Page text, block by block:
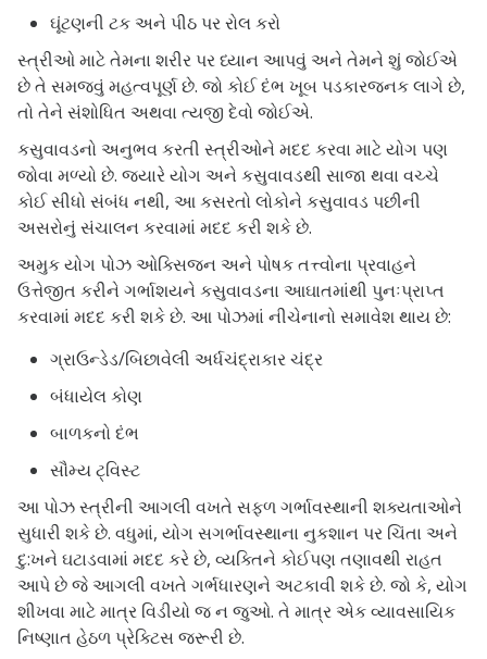
ઘૂંટણની ટક અને પીઠ પર રોલ કરો
સ્ત્રીઓ માટે તેમના શરીર પર ધ્યાન આપવું અને તેમને શું જોઈએ
છે તે સમજવું મહત્વપૂર્ણ છે. જો કોઈ દંભ ખૂબ પડકારજનક લાગે છે,
તો તેને સંશોધિત અથવા ત્યજી દેવો જોઈએ.
કસુવાવડનો અનુભવ કરતી સ્ત્રીઓને મદદ કરવા માટે યોગ પણ
જોવા મળ્યો છે. જ્યારે યોગ અને કસુવાવડથી સાજા થવા વચ્ચે
કોઈ સીધો સંબંધ નથી, આ કસરતો લોકોને કસુવાવડ પછીની
અસરોનું સંચાલન કરવામાં મદદ કરી શકે છે.
અમુક યોગ પોઝ ઓક્સિજન અને પોષક તત્ત્વોના પ્રવાહને
ઉત્તેજીત કરીને ગર્ભાશયને કસુવાવડના આઘાતમાંથી પુનઃપ્રાપ્ત
કરવામાં મદદ કરી શકે છે. આ પોઝમાં નીચેનાનો સમાવેશ થાય છે:
ગ્રાઉન્ડેડ/બિછાવેલી અર્ધચંદ્રાકાર ચંદ્ર
બંધાયેલ કોણ
બાળકનો દંભ
સૌમ્ય ટ્વિસ્ટ
આ પોઝ સ્ત્રીની આગલી વખતે સફળ ગર્ભાવસ્થાની શક્યતાઓને
સુધારી શકે છે. વધુમાં, યોગ સગર્ભાવસ્થાના નુકશાન પર ચિંતા અને
દુ:ખને ઘટાડવામાં મદદ કરે છે, વ્યક્તિને કોઈપણ તણાવથી રાહત
આપે છે જે આગલી વખતે ગર્ભધારણને અટકાવી શકે છે. જો કે, યોગ
શીખવા માટે માત્ર વિડીયો જ ન જુઓ. તે માત્ર એક વ્યાવસાયિક
નિષ્ણાત હેઠળ પ્રેક્ટિસ જરૂરી છે.